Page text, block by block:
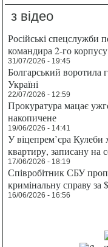
з відео
Російські спецслужби
командира 2-го
31/07/2026 - 19:45
Болгарський воротила
Україні
22/07/2026 - 12:59
Прокуратура мацає
накопичене
19/06/2026 - 14:41
У віцепрем’єра Кулеби
квартиру, записану на
17/06/2026 - 18:19
Співробітник СБУ
кримінальну справу за
16/06/2026 - 16:56